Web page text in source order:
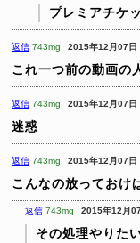
プレミアチケ
返信 743mg 2015年12月07日
これ一つ前の動画の
返信 743mg 2015年12月07日
迷惑
返信 743mg 2015年12月07日
こんなの放っておけ
返信 743mg 2015年12月
その処理やりた